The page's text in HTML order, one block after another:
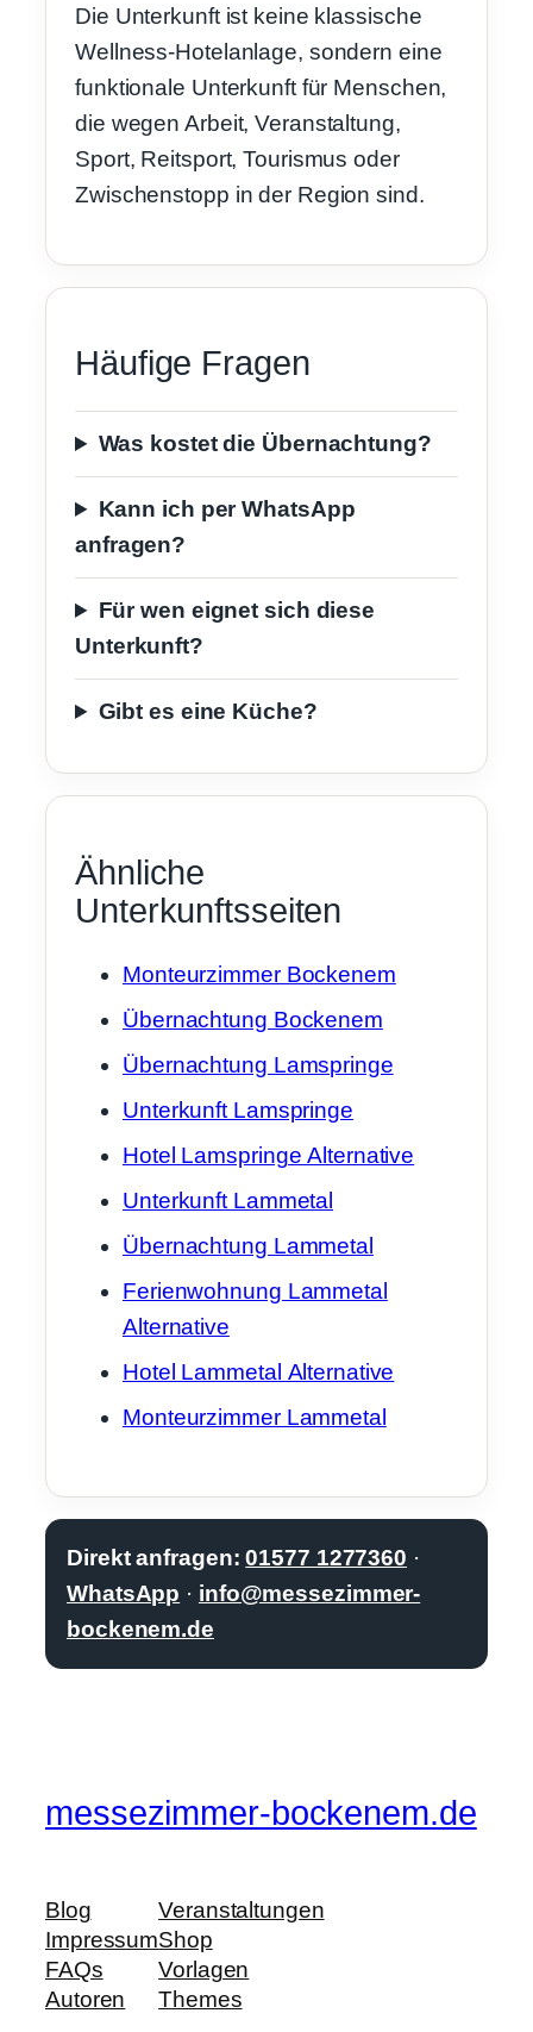
Die Unterkunft ist keine klassische
Wellness-Hotelanlage, sondern eine
funktionale Unterkunft für Menschen,
die wegen Arbeit, Veranstaltung,
Sport, Reitsport, Tourismus oder
Zwischenstopp in der Region sind.
Häufige Fragen
Was kostet die Übernachtung?
Kann ich per WhatsApp
anfragen?
Für wen eignet sich diese
Unterkunft?
Gibt es eine Küche?
Ähnliche
Unterkunftsseiten
Monteurzimmer Bockenem
Übernachtung Bockenem
Übernachtung Lamspringe
Unterkunft Lamspringe
Hotel Lamspringe Alternative
Unterkunft Lammetal
Übernachtung Lammetal
Ferienwohnung Lammetal
Alternative
Hotel Lammetal Alternative
Monteurzimmer Lammetal
Direkt anfragen: 01577 1277360 ·
WhatsApp · info@messezimmer-
bockenem.de
messezimmer-bockenem.de
Blog
Impressum
FAQs
Autoren
Veranstaltungen
Shop
Vorlagen
Themes